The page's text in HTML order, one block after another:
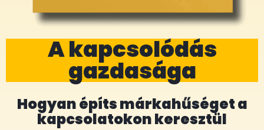
A kapcsolódás
gazdasága
Hogyan építs márkahűséget a
kapcsolatokon keresztül